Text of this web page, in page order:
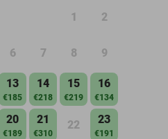
1 2
6 7 8 9
13
€185
14
€218
15
€219
16
€134
20
€189
21
€310
22 23
€191